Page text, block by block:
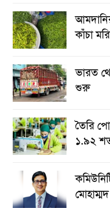
কাঁচা
ভারত
শুরু
তৈরি
১.৯২